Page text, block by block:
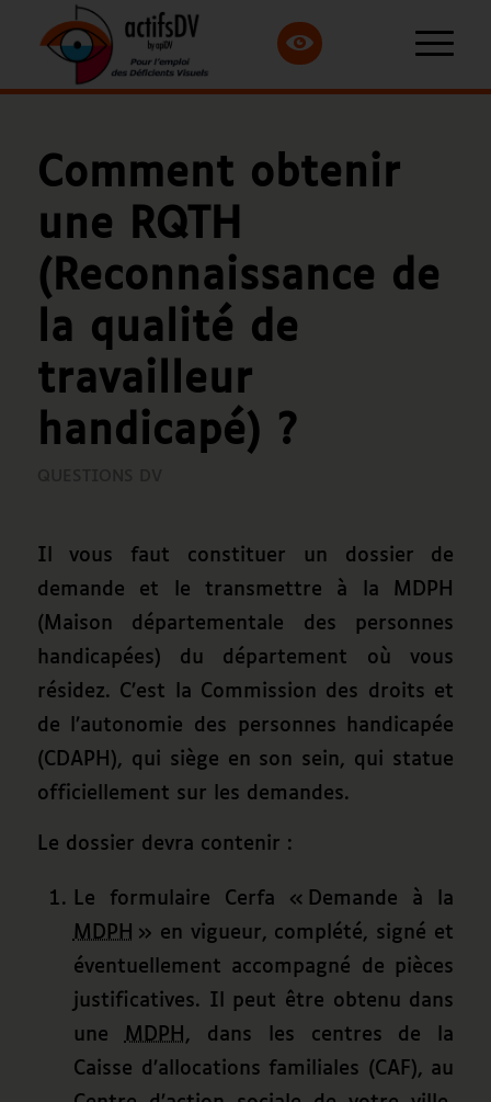
Comment obtenir
une RQTH
(Reconnaissance de
la qualité de
travailleur
handicapé) ?
Il vous faut constituer un dossier de
demande et le transmettre à la MDPH
(Maison départementale des personnes
handicapées) du département où vous
résidez. C’est la Commission des droits et
de l’autonomie des personnes handicapée
(CDAPH), qui siège en son sein, qui statue
officiellement sur les demandes.
Le dossier devra contenir :
Le formulaire Cerfa
Demande à la
MDPH
en vigueur, complété, signé et
éventuellement accompagné de pièces
justificatives. Il peut être obtenu dans
une MDPH , dans les centres de la
Caisse d’allocations familiales (CAF), au